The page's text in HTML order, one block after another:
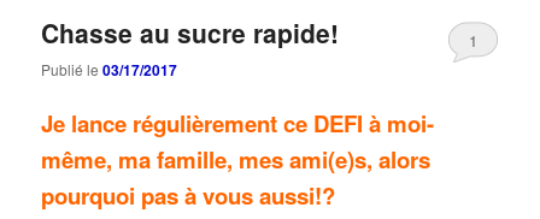
Chasse au sucre rapide!
Publié le03/17/2017
1
Je lance régulièrement ce DEFI à moi-
même, ma famille, mes ami(e)s, alors
pourquoi pas à vous aussi!?